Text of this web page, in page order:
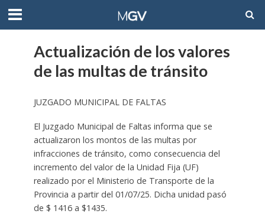
Actualización de los valores
de las multas de tránsito
JUZGADO MUNICIPAL DE FALTAS
El Juzgado Municipal de Faltas informa que se
actualizaron los montos de las multas por
infracciones de tránsito, como consecuencia del
incremento del valor de la Unidad Fija (UF)
realizado por el Ministerio de Transporte de la
Provincia a partir del 01/07/25. Dicha unidad pasó
de $ 1416 a $1435.